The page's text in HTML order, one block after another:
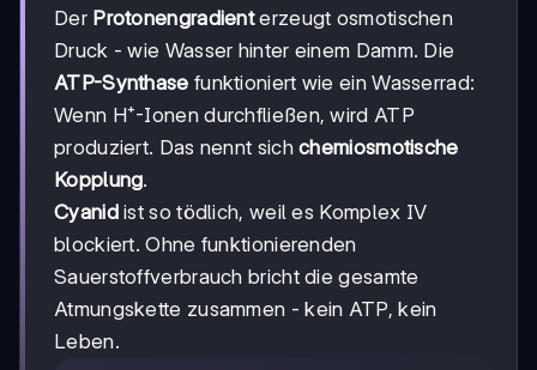
Der Protonengradienterzeugt osmotischen
Druck - wie Wasser hinter einem Damm. Die
ATP-Synthase funktioniert wie ein Wasserrad:
Wenn H⁺-Ionen durchfließen, wird ATP
produziert. Das nennt sichchemiosmotische
Kopplung.
Cyanidist so tödlich, weil es Komplex IV
blockiert. Ohne funktionierenden
Sauerstoffverbrauch bricht die gesamte
Atmungskette zusammen - kein ATP, kein
Leben.